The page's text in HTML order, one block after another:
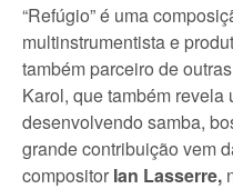
“Refúgio” é uma
multinstrumentista e
também parceiro de
Karol, que também
desenvolvendo samba,
grande contribuição vem
compositor Ian Lasserre,